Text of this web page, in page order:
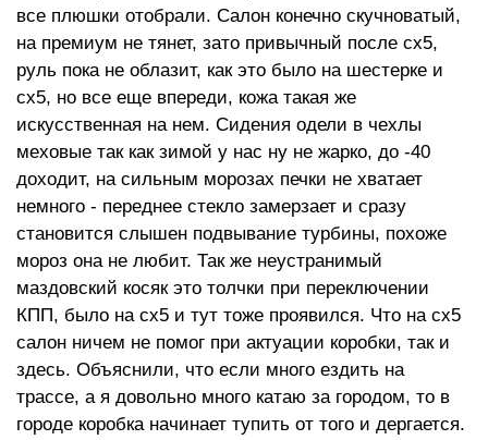
все плюшки отобрали. Салон конечно скучноватый,
на премиум не тянет, зато привычный после сх5,
руль пока не облазит, как это было на шестерке и
сх5, но все еще впереди, кожа такая же
искусственная на нем. Сидения одели в чехлы
меховые так как зимой у нас ну не жарко, до -40
доходит, на сильным морозах печки не хватает
немного - переднее стекло замерзает и сразу
становится слышен подвывание турбины, похоже
мороз она не любит. Так же неустранимый
маздовский косяк это толчки при переключении
КПП, было на сх5 и тут тоже проявился. Что на сх5
салон ничем не помог при актуации коробки, так и
здесь. Объяснили, что если много ездить на
трассе, а я довольно много катаю за городом, то в
городе коробка начинает тупить от того и дергается.